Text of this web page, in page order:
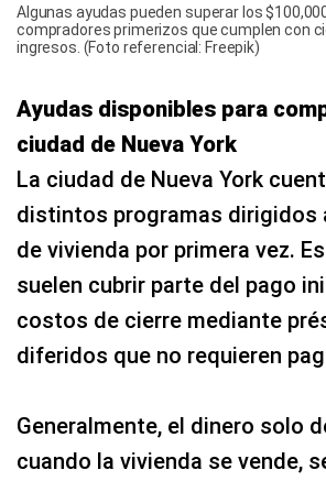
Algunas ayudas pueden superar los
compradores primerizos que cumplen con
ingresos. (Foto referencial: Freepik)
Ayudas disponibles para
ciudad de Nueva York
La ciudad de Nueva York
distintos programas dirigidos
de vivienda por primera vez.
suelen cubrir parte del pago
costos de cierre mediante
diferidos que no requieren
Generalmente, el dinero solo
cuando la vivienda se vende,